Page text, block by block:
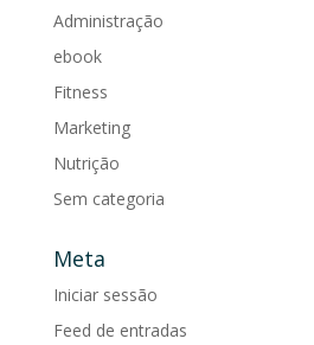
Administração
ebook
Fitness
Marketing
Nutrição
Sem categoria
Meta
Iniciar sessão
Feed de entradas